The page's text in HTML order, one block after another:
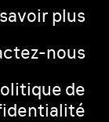
plus
nous
de